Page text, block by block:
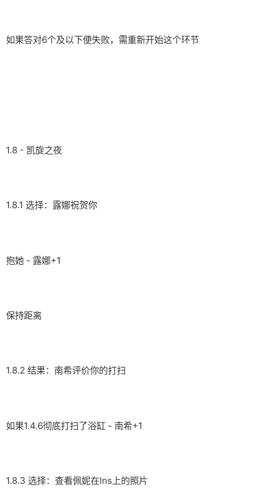
如果答对6个及以下便失败，需重新开始这个环节
1.8 - 凯旋之夜
1.8.1 选择：露娜祝贺你
抱她 - 露娜+1
保持距离
1.8.2 结果：南希评价你的打扫
如果1.4.6彻底打扫了浴缸 - 南希+1
1.8.3 选择：查看佩妮在Ins上的照片